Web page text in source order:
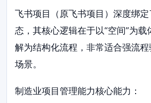
飞书项目（原飞书项目）深度绑
态，其核心逻辑在于以“空间”为载
解为结构化流程，非常适合强流
场景。
制造业项目管理能力核心能力：